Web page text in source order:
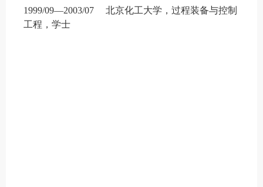
1999/09—2003/07 北京化工大学，过程装备与控制
工程，学士